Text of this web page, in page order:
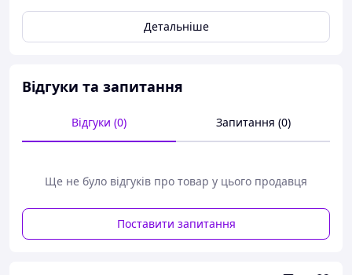
Сердечник: сталь оцинкована.
Для з'єднання виробів із різних матеріалів.
Для створення заклепувальних з'єднань (вузлів) із
Ідеально клепається ручним інструментом.
Детальніше
Відгуки та запитання
Відгуки (0) Запитання (0)
Ще не було відгуків про товар у цього продавця
Поставити запитання